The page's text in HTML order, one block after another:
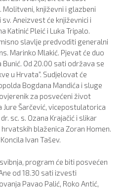
Molitveni, književni i glazbeni
Aneizvest će književnici i
Katinić Pleić i Luka Tripalo.
slavlje predvoditi generalni
Marinko Mlakić. Pjevat će duo
Bunić. Od 20.00 sati održava se
u Hrvata“. Sudjelovat će
Bogdana Mandića i sluge
za posvećeni život
Jure Šarčević, vicepostulatorica
sc. s. Ozana Krajačić i slikar
blaženica Zoran Homen.
Ivan Tašev.
program će biti posvećen
od 18.30 sati izvesti
Pavao Palić, Roko Antić,